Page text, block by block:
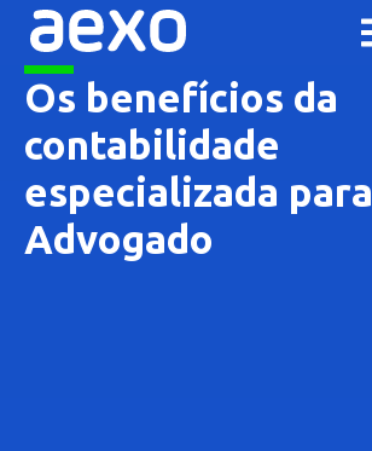
Os benefícios da
contabilidade
especializada para
Advogado